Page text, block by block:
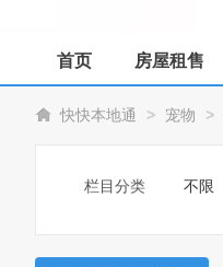
首页 房屋租售
快快本地通 > 宠物 >
栏目分类 不限